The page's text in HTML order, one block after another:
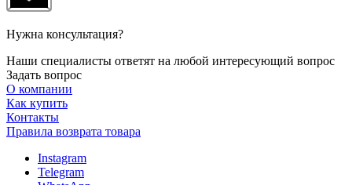
Нужна консультация?
Наши специалисты ответят на любой интересующий вопрос
Задать вопрос
О компании
Как купить
Контакты
Правила возврата товара
Instagram
Telegram